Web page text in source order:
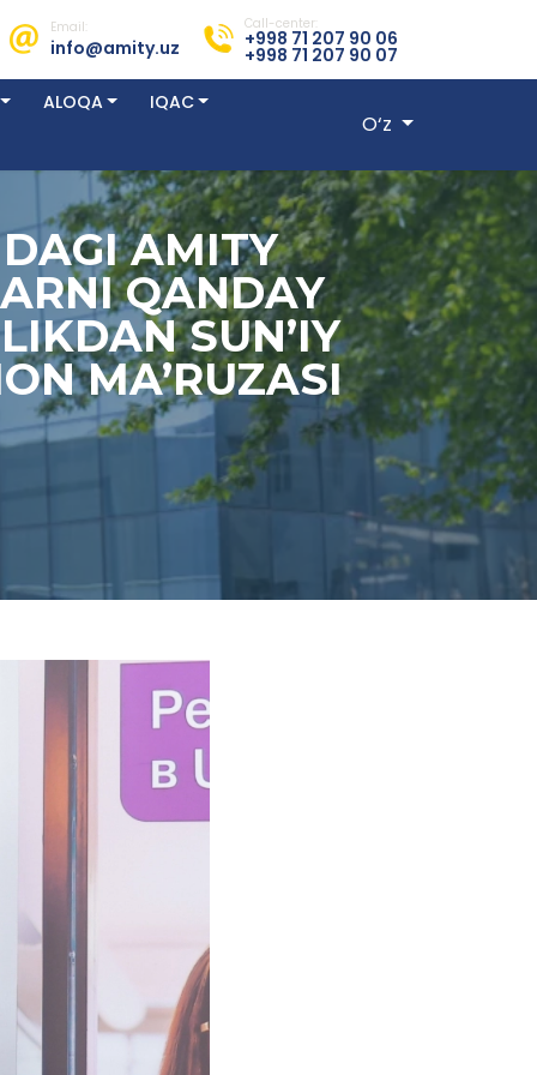
Email:
info@amity.uz
Call-center:
+998 71 207 90 06
+998 71 207 90 07
ALOQA
IQAC
O‘z
AMITY
QANDAY
SUN’IY
MA’RUZASI